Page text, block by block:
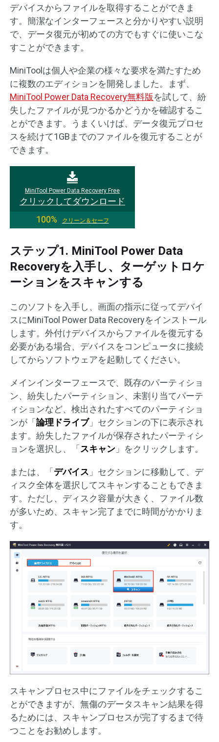
デバイスからファイルを取得することができま
す。簡潔なインターフェースと分かりやすい説明
で、データ復元が初めての方でもすぐに使いこな
すことができます。
MiniToolは個人や企業の様々な要求を満たすため
に複数のエディションを開発しました。まず、
MiniTool Power Data Recovery無料版を試して、紛
失したファイルが見つかるかどうかを確認するこ
とができます。うまくいけば、データ復元プロセ
スを続けて1GBまでのファイルを復元することが
できます。
MiniTool Power Data Recovery Free
クリックしてダウンロード
100%
クリーン＆セーフ
ステップ1. MiniTool Power Data
Recoveryを入手し、ターゲットロケ
ーションをスキャンする
このソフトを入手し、画面の指示に従ってデバイ
スにMiniTool Power Data Recoveryをインストール
します。外付けデバイスからファイルを復元する
必要がある場合、デバイスをコンピュータに接続
してからソフトウェアを起動してください。
メインインターフェースで、既存のパーティショ
ン、紛失したパーティション、未割り当てパーテ
ィションなど、検出されたすべてのパーティショ
ンが「 論理ドライブ」セクションの下に表示され
ます。紛失したファイルが保存されたパーティシ
ョンを選択し、「 スキャン 」をクリックします。
または、「 デバイス 」セクションに移動して、デ
ィスク全体を選択してスキャンすることもできま
す。ただし、ディスク容量が大きく、ファイル数
が多いため、スキャン完了までに時間がかかりま
す。
スキャンプロセス中にファイルをチェックするこ
とができますが、無傷のデータスキャン結果を得
るためには、スキャンプロセスが完了するまで待
つことをお勧めします。